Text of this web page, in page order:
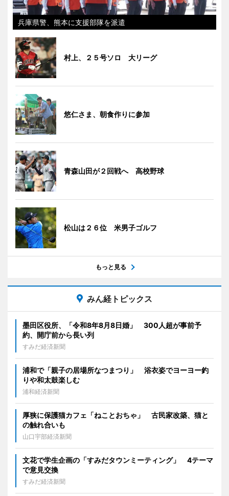
兵庫県警、熊本に支援部隊を派遣
村上、２５号ソロ 大リーグ
悠仁さま、朝食作りに参加
青森山田が２回戦へ 高校野球
松山は２６位 米男子ゴルフ
もっと見る
みん経トピックス
墨田区役所、「令和8年8月8日婚」 300人超が事前予
約、開庁前から長い列
すみだ経済新聞
浦和で「親子の居場所なつまつり」 浴衣姿でヨーヨー釣
りや和太鼓楽しむ
浦和経済新聞
厚狭に保護猫カフェ「ねことおちゃ」 古民家改築、猫と
の触れ合いも
山口宇部経済新聞
文花で学生企画の「すみだタウンミーティング」 4テーマ
で意見交換
すみだ経済新聞